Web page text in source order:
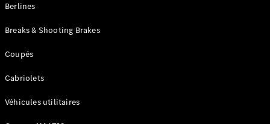
Coupés
CLE Coupé
Coupé
AMG GT
Berlines
Breaks & Shooting Brakes
Coupés
Cabriolets
Véhicules utilitaires